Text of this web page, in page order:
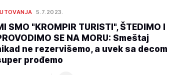
5.7.2023.
SMO "KROMPIR TURISTI", ŠTEDIMO I
SE NA MORU: Smeštaj
ne rezervišemo, a uvek sa decom
prođemo